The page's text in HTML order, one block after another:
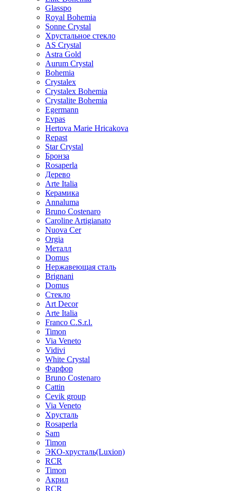
Glasspo
Royal Bohemia
Sonne Crystal
Хрустальное стекло
AS Crystal
Astra Gold
Aurum Crystal
Bohemia
Crystalex
Crystalex Bohemia
Crystalite Bohemia
Egermann
Evpas
Hertova Marie Hricakova
Repast
Star Crystal
Бронза
Rosaperla
Дерево
Arte Italia
Керамика
Annaluma
Bruno Costenaro
Caroline Artigianato
Nuova Cer
Orgia
Металл
Domus
Нержавеющая сталь
Brignani
Domus
Стекло
Art Decor
Arte Italia
Franco C.S.r.l.
Timon
Via Veneto
Vidivi
White Crystal
Фарфор
Bruno Costenaro
Cattin
Cevik group
Via Veneto
Хрусталь
Rosaperla
Sam
Timon
ЭКО-хрусталь(Luxion)
RCR
Timon
Акрил
RCR